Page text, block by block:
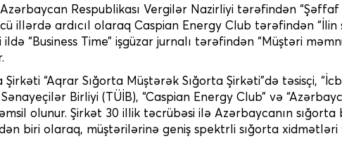
Respublikası Vergilər Nazirliyi tərəfindən
illərdə ardıcıl olaraq Caspian Energy Club tərəfindən “İlin
“Business Time” işgüzar jurnalı tərəfindən “Müştəri
“Aqrar Sığorta Müştərək Sığorta Şirkəti”də təsisçi,
Birliyi (TÜİB), “Caspian Energy Club” və
olunur. Şirkət 30 illik təcrübəsi ilə Azərbaycanın sığorta
biri olaraq, müştərilərinə geniş spektrli sığorta